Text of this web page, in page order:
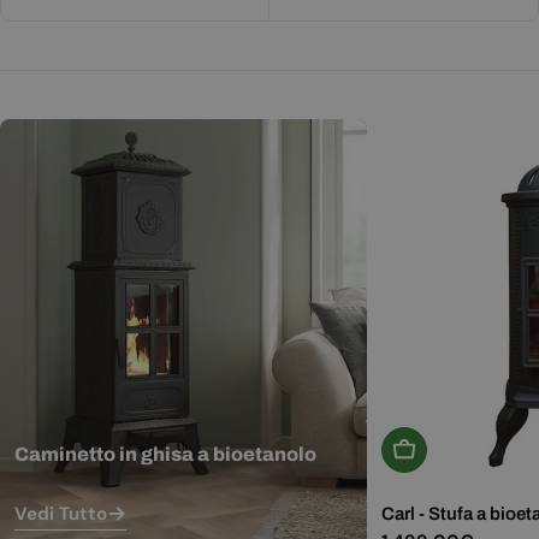
Caminetto in ghisa a bioetanolo
Vedi Tutto
Aggiungi Al
Carl - Stufa a